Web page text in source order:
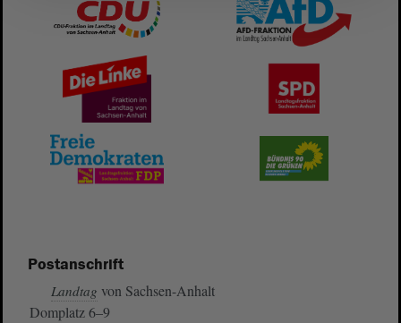
Postanschrift
Landtag von Sachsen-Anhalt
Domplatz 6–9